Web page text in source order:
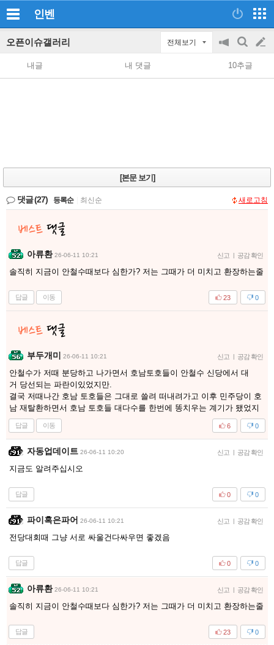
인벤
오픈이슈갤러리 전체보기
공
지
on/off
검
색
글
쓰
내글 내 댓글 10추글
[본문 보기]
댓글(27) 등록순 최신순 새로고침
아류환 26-06-11 10:21 신고 | 공감 확인
솔직히 지금이 안철수때보다 심한가? 저는 그때가 더 미치고 환장하는줄
답글 이동 0
23
부두개미 26-06-11 10:21 신고 | 공감 확인
안철수가 저때 분당하고 나가면서 호남토호들이 안철수 신당에서 대
거 당선되는 파란이있었지만.
결국 저때나간 호남 토호들은 그대로 쓸려 떠내려가고 이후 민주당이 호
남 재탈환하면서 호남 토호들 대다수를 한번에 똥치우는 계기가 됐었지
답글 이동 0
6
자동업데이트 26-06-11 10:20 신고 | 공감 확인
지금도 알려주십시오
답글 0
0
파이혹은파어 26-06-11 10:21 신고 | 공감 확인
전당대회때 그냥 서로 싸울건다싸우면 좋겠음
답글 0
0
아류환 26-06-11 10:21 신고 | 공감 확인
솔직히 지금이 안철수때보다 심한가? 저는 그때가 더 미치고 환장하는줄
답글 0
23